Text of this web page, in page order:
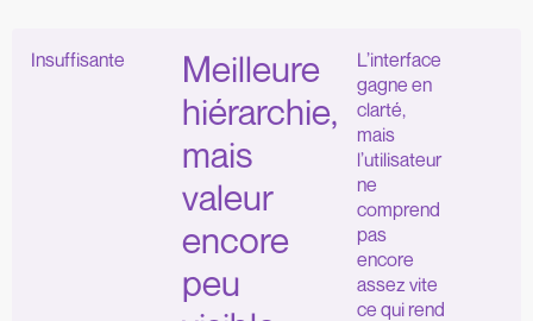
Insuffisante
Meilleure
hiérarchie,
mais
valeur
encore
peu
L’interface
gagne en
clarté,
mais
l’utilisateur
ne
comprend
pas
encore
assez vite
ce qui rend